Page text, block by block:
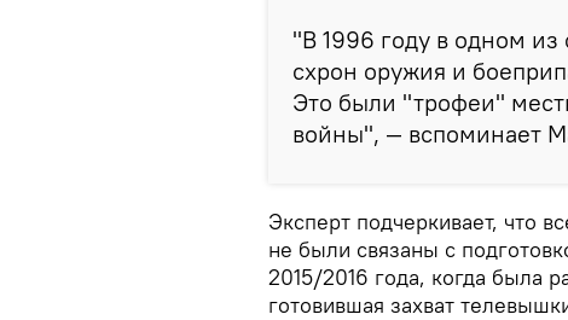
"В 1996 году в одном
схрон оружия и
Это были "трофеи"
войны", — вспоминает
Эксперт подчеркивает, что
не были связаны с
2015/2016 года, когда была
готовившая захват